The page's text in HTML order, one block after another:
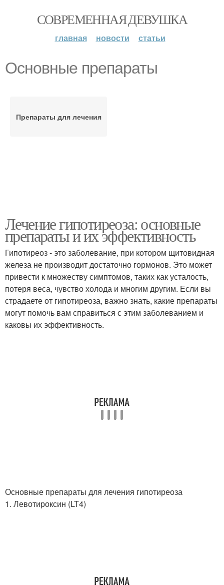
СОВРЕМЕННАЯ ДЕВУШКА
главная новости статьи
Основные препараты
Препараты для лечения
Лечение гипотиреоза: основные
препараты и их эффективность
Гипотиреоз - это заболевание, при котором щитовидная
железа не производит достаточно гормонов. Это может
привести к множеству симптомов, таких как усталость,
потеря веса, чувство холода и многим другим. Если вы
страдаете от гипотиреоза, важно знать, какие препараты
могут помочь вам справиться с этим заболеванием и
каковы их эффективность.
Основные препараты для лечения гипотиреоза
1. Левотироксин (LT4)